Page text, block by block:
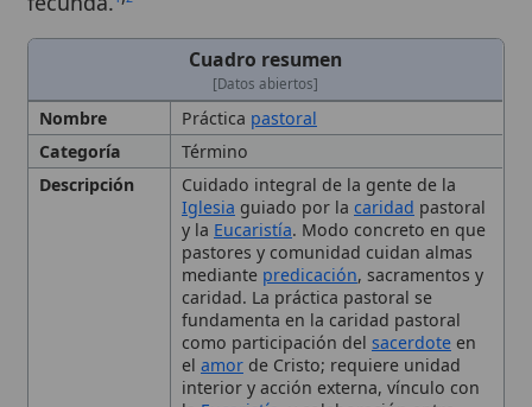
Práctica
pastoral
Término
Descripción
Cuidado integral de la gente de la
Iglesiaguiado por la
y laEucaristía
pastores y comunidad cuidan almas
mediantepredicación, sacramentos y
caridad. La práctica pastoral se
fundamenta en la caridad pastoral
como participación delsacerdoteen
amorde Cristo; requiere unidad
interior y acción externa, vínculo con
laEucaristía, y colaboración entre
, sacerdotes y laicos. Incluye
predicación,liturgia, sacramentos y
misión evangelizadora, adaptándose
a la movilidad y cultura digital